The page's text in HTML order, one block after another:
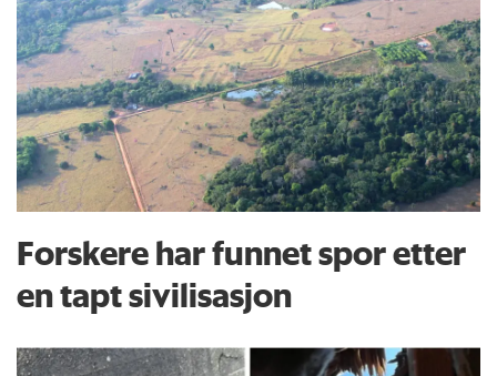
Forskere har funnet spor etter
en tapt sivilisasjon